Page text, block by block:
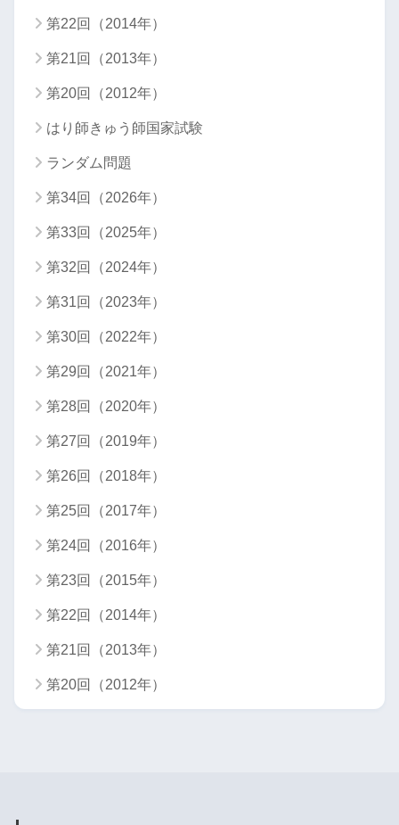
第22回（2014年）
第21回（2013年）
第20回（2012年）
はり師きゅう師国家試験
ランダム問題
第34回（2026年）
第33回（2025年）
第32回（2024年）
第31回（2023年）
第30回（2022年）
第29回（2021年）
第28回（2020年）
第27回（2019年）
第26回（2018年）
第25回（2017年）
第24回（2016年）
第23回（2015年）
第22回（2014年）
第21回（2013年）
第20回（2012年）